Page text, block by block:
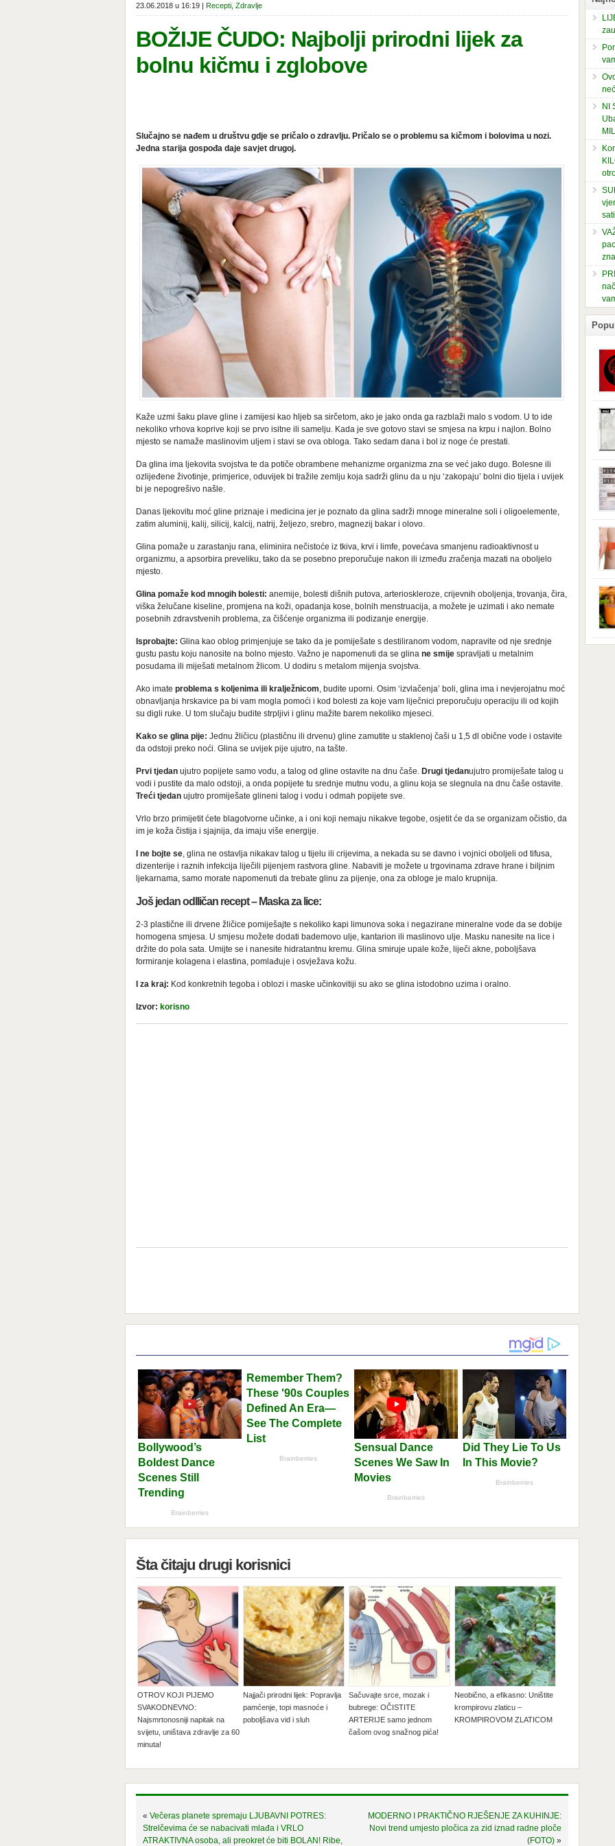
23.06.2018 u 16:19 | Recepti Zdravlje
BOŽIJE ČUDO: Najbolji prirodni lijek za
bolnu kičmu i zglobove
Slučajno se nađem u društvu gdje se pričalo o zdravlju. Pričalo se o problemu sa kičmom i bolovima u nozi.
Jedna starija gospođa daje savjet drugoj.
Kaže uzmi šaku plave gline i zamijesi kao hljeb sa sirčetom, ako je jako onda ga razblaži malo s vodom. U to ide
nekoliko vrhova koprive koji se prvo isitne ili samelju. Kada je sve gotovo stavi se smjesa na krpu i najlon. Bolno
mjesto se namaže maslinovim uljem i stavi se ova obloga. Tako sedam dana i bol iz noge će prestati.
Da glina ima ljekovita svojstva te da potiče obrambene mehanizme organizma zna se već jako dugo. Bolesne ili
ozlijeđene životinje, primjerice, oduvijek bi tražile zemlju koja sadrži glinu da u nju ‘zakopaju’ bolni dio tijela i uvijek
bi je nepogrešivo našle.
Danas ljekovitu moć gline priznaje i medicina jer je poznato da glina sadrži mnoge mineralne soli i oligoelemente,
zatim aluminij, kalij, silicij, kalcij, natrij, željezo, srebro, magnezij bakar i olovo.
Glina pomaže u zarastanju rana, eliminira nečistoće iz tkiva, krvi i limfe, povećava smanjenu radioaktivnost u
organizmu, a apsorbira preveliku, tako da se posebno preporučuje nakon ili između zračenja mazati na oboljelo
mjesto.
Glina pomaže kod mnogih bolesti: anemije, bolesti dišnih putova, arterioskleroze, crijevnih oboljenja, trovanja, čira,
viška želučane kiseline, promjena na koži, opadanja kose, bolnih menstruacija, a možete je uzimati i ako nemate
posebnih zdravstvenih problema, za čišćenje organizma ili podizanje energije.
Isprobajte: Glina kao oblog primjenjuje se tako da je pomiješate s destiliranom vodom, napravite od nje srednje
gustu pastu koju nanosite na bolno mjesto. Važno je napomenuti da se glina ne smije spravljati u metalnim
posudama ili miješati metalnom žlicom. U dodiru s metalom mijenja svojstva.
Ako imate problema s koljenima ili kralježnicom, budite uporni. Osim ‘izvlačenja’ boli, glina ima i nevjerojatnu moć
obnavljanja hrskavice pa bi vam mogla pomoći i kod bolesti za koje vam liječnici preporučuju operaciju ili od kojih
su digli ruke. U tom slučaju budite strpljivi i glinu mažite barem nekoliko mjeseci.
Kako se glina pije: Jednu žličicu (plastičnu ili drvenu) gline zamutite u staklenoj čaši u 1,5 dl obične vode i ostavite
da odstoji preko noći. Glina se uvijek pije ujutro, na tašte.
Prvi tjedan ujutro popijete samo vodu, a talog od gline ostavite na dnu čaše. Drugi tjedanujutro promiješate talog u
vodi i pustite da malo odstoji, a onda popijete tu srednje mutnu vodu, a glinu koja se slegnula na dnu čaše ostavite.
Treći tjedan ujutro promiješate glineni talog i vodu i odmah popijete sve.
Vrlo brzo primijetit ćete blagotvorne učinke, a i oni koji nemaju nikakve tegobe, osjetit će da se organizam očistio, da
im je koža čistija i sjajnija, da imaju više energije.
I ne bojte se, glina ne ostavlja nikakav talog u tijelu ili crijevima, a nekada su se davno i vojnici oboljeli od tifusa,
dizenterije i raznih infekcija liječili pijenjem rastvora gline. Nabaviti je možete u trgovinama zdrave hrane i biljnim
ljekarnama, samo morate napomenuti da trebate glinu za pijenje, ona za obloge je malo krupnija.
Još jedan odlličan recept – Maska za lice:
2-3 plastične ili drvene žličice pomiješajte s nekoliko kapi limunova soka i negazirane mineralne vode da se dobije
homogena smjesa. U smjesu možete dodati bademovo ulje, kantarion ili maslinovo ulje. Masku nanesite na lice i
držite do pola sata. Umijte se i nanesite hidratantnu kremu. Glina smiruje upale kože, liječi akne, poboljšava
formiranje kolagena i elastina, pomlađuje i osvježava kožu.
I za kraj: Kod konkretnih tegoba i oblozi i maske učinkovitiji su ako se glina istodobno uzima i oralno.
Izvor: korisno
Šta čitaju drugi korisnici
OTROV KOJI PIJEMO
SVAKODNEVNO:
Najsmrtonosniji napitak na
svijetu, uništava zdravlje za 60
minuta!
Najjači prirodni lijek: Popravlja
pamćenje, topi masnoće i
poboljšava vid i sluh
Sačuvajte srce, mozak i
bubrege: OČISTITE
ARTERIJE samo jednom
čašom ovog snažnog pića!
Neobično, a efikasno: Uništite
krompirovu zlaticu –
KROMPIROVOM ZLATICOM
« Večeras planete spremaju LJUBAVNI POTRES:
Strelčevima će se nabacivati mlađa i VRLO
ATRAKTIVNA osoba, ali preokret će biti BOLAN! Ribe,
MODERNO I PRAKTIČNO RJEŠENJE ZA KUHINJE:
Novi trend umjesto pločica za zid iznad radne ploče
(FOTO)»
NI
sati
se
je